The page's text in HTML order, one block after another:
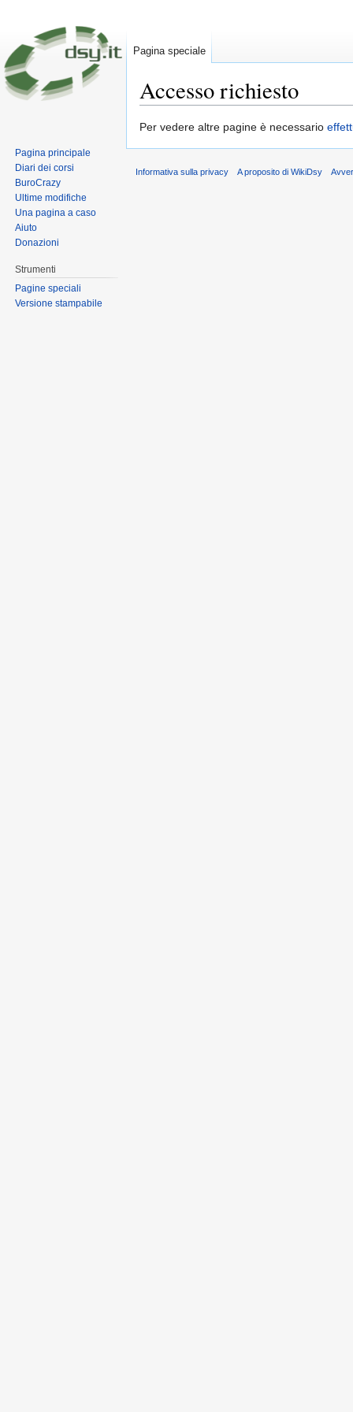
Accesso richiesto
Per vedere altre pagine è necessario
Pagina speciale
Pagina principale
Diari dei corsi
BuroCrazy
Ultime modifiche
Una pagina a caso
Aiuto
Donazioni
Strumenti
Pagine speciali
Versione stampabile
Informativa sulla privacy A proposito di WikiDsy